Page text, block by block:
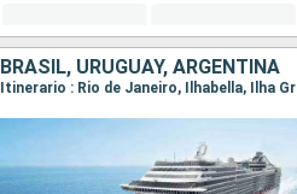
BRASIL, URUGUAY, ARGENTINA
Itinerario : Rio de Janeiro, Ilhabella, Ilha